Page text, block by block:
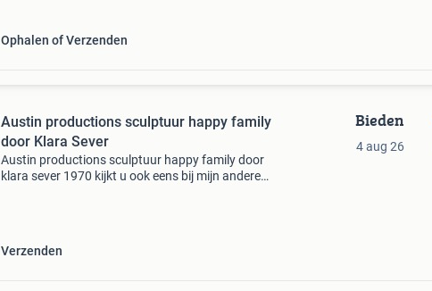
Ophalen of Verzenden
Austin productions sculptuur happy family
door Klara Sever
Austin productions sculptuur happy family door
klara sever 1970 kijkt u ook eens bij mijn andere
Verzenden
Bieden
4 aug 26